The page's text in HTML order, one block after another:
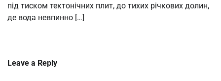
під тиском тектонічних плит, до тихих річкових долин,
де вода невпинно […]
Leave a Reply